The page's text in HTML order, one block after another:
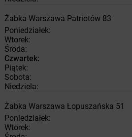
Żabka Warszawa Patriotów 83
Poniedziałek:
Wtorek:
Środa:
Czwartek:
Piątek:
Sobota:
Niedziela:
Żabka Warszawa Łopuszańska 51
Poniedziałek:
Wtorek: